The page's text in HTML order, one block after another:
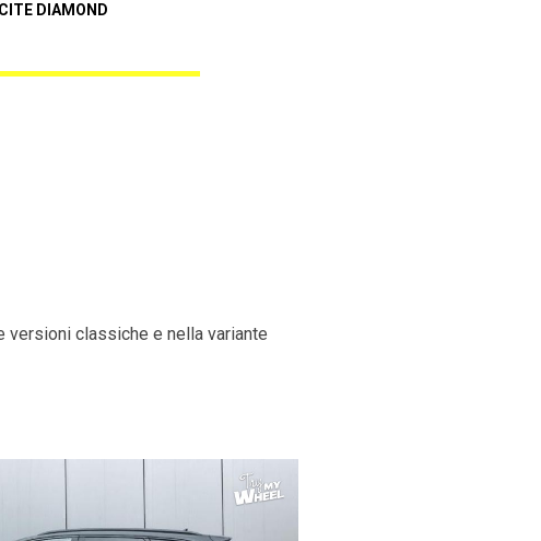
DIAMOND
versioni classiche e nella variante